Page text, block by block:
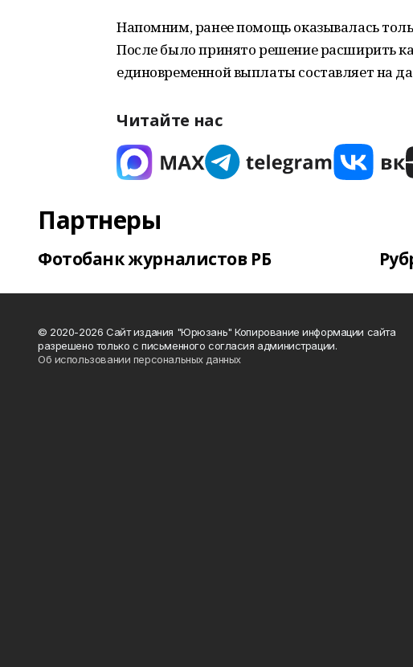
Напомним, ранее помощь оказывалась
После было принято решение расширить
единовременной выплаты составляет на
Читайте нас
Партнеры
Фотобанк журналистов РБ
© 2020-2026 Сайт издания "Юрюзань" Копирование информации сайта
разрешено только с письменного согласия администрации.
Об использовании персональных данных